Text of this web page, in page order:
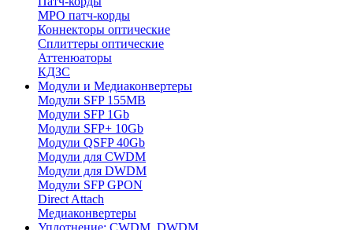
MPO патч-корды
Коннекторы оптические
Сплиттеры оптические
Аттенюаторы
КДЗС
Модули и Медиаконвертеры
Модули SFP 155MB
Модули SFP 1Gb
Модули SFP+ 10Gb
Модули QSFP 40Gb
Модули для CWDM
Модули для DWDM
Модули SFP GPON
Direct Attach
Медиаконвертеры
Уплотнение: CWDM, DWDM